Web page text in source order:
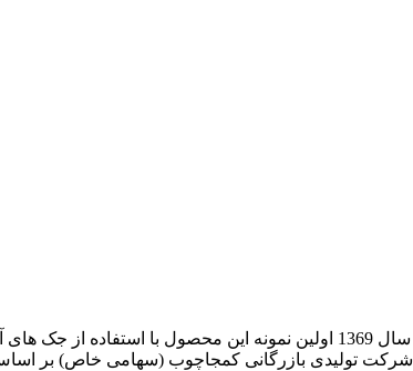
ایده تولید تخت تاشوی دیواری برای اولین بار در ایران توسط مدیریت شرکت کم جا چوب ارائه شد و در
سال 1374 آغاز و سال 1375 با بهره گیری از یراق آلات و جک های تولید داخل ادامه یافت. در سال 1378 شرکت